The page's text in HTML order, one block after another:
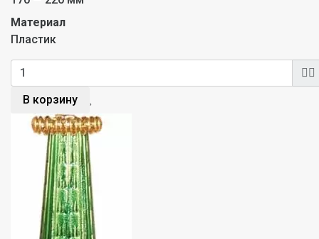
Материал
Пластик
В корзину